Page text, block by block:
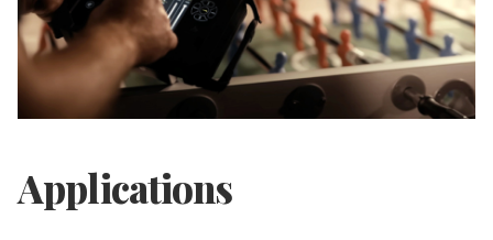
Applications